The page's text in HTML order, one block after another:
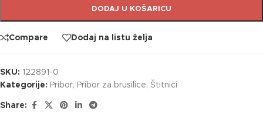
DODAJ U KOŠARICU
Compare Dodaj na listu želja
SKU: 122891-0
Kategorije: Pribor, Pribor za brusilice, Štitnici
Share: